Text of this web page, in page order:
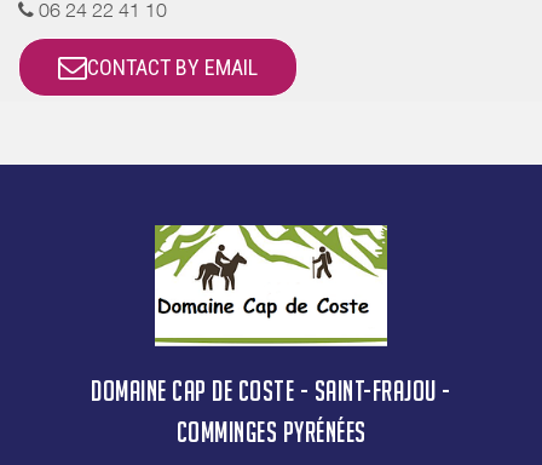
06 24 22 41 10
CONTACT BY EMAIL
DOMAINE CAP DE COSTE - SAINT-FRAJOU -
COMMINGES PYRÉNÉES